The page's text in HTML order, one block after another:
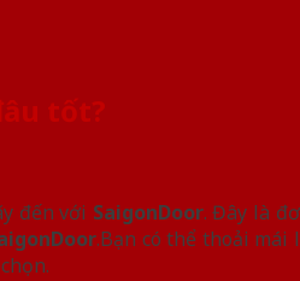
tốt?
đến với SaigonDoor. Đây là
.Bạn có thể thoải mái